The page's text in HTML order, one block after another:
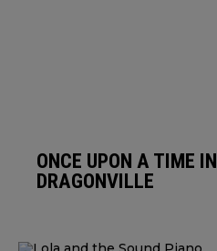
ONCE UPON A TIME IN
DRAGONVILLE